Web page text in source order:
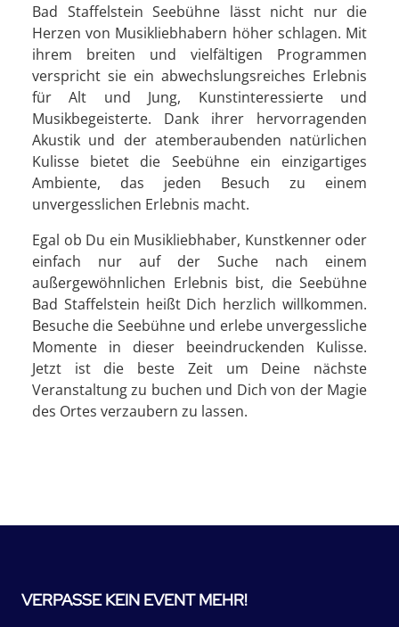
Bad Staffelstein Seebühne lässt nicht nur die
Herzen von Musikliebhabern höher schlagen. Mit
ihrem breiten und vielfältigen Programmen
verspricht sie ein abwechslungsreiches Erlebnis
für Alt und Jung, Kunstinteressierte und
Musikbegeisterte. Dank ihrer hervorragenden
Akustik und der atemberaubenden natürlichen
Kulisse bietet die Seebühne ein einzigartiges
Ambiente, das jeden Besuch zu einem
unvergesslichen Erlebnis macht.
Egal ob Du ein Musikliebhaber, Kunstkenner oder
einfach nur auf der Suche nach einem
außergewöhnlichen Erlebnis bist, die Seebühne
Bad Staffelstein heißt Dich herzlich willkommen.
Besuche die Seebühne und erlebe unvergessliche
Momente in dieser beeindruckenden Kulisse.
Jetzt ist die beste Zeit um Deine nächste
Veranstaltung zu buchen und Dich von der Magie
des Ortes verzaubern zu lassen.
VERPASSE KEIN EVENT MEHR!